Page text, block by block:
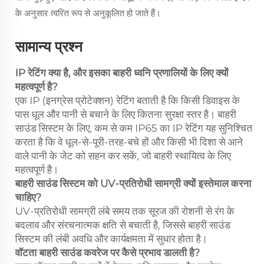
के अनुसार त्वरित रूप से अनुकूलित हो जाते हैं।
सामान्य प्रश्न
IP रेटिंग क्या है, और इसका बाहरी ध्वनि प्रणालियों के लिए क्यों
महत्वपूर्ण है?
एक IP (इनग्रेस प्रोटेक्शन) रेटिंग बताती है कि किसी डिवाइस के
पास धूल और पानी से बचाने के लिए कितना सुरक्षा स्तर है। बाहरी
साउंड सिस्टम के लिए, कम से कम IP65 का IP रेटिंग यह सुनिश्चित
करता है कि वे धूल-से-पूरी-तरह-बचे हों और किसी भी दिशा से आने
वाले पानी के जेट को सहन कर सकें, जो बाहरी स्थायित्व के लिए
महत्वपूर्ण है।
बाहरी साउंड सिस्टम को UV-प्रतिरोधी सामग्री क्यों इस्तेमाल करना
चाहिए?
UV-प्रतिरोधी सामग्री लंबे समय तक सूरज की रोशनी से रंग के
बदलाव और संरचनात्मक क्षति से बचाती है, जिससे बाहरी साउंड
सिस्टम की लंबी अवधि और कार्यक्षमता में सुधार होता है।
वॉटता बाहरी साउंड कवरेज पर कैसे प्रभाव डालती है?